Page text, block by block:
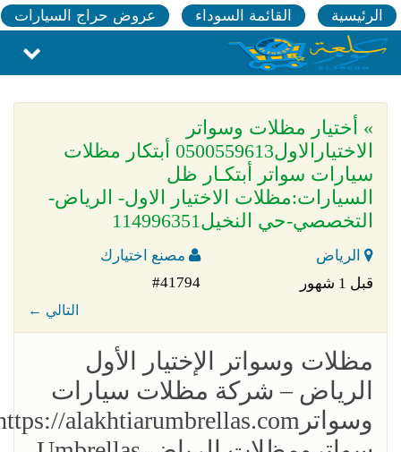
الرئيسية القائمة السوداء عروض حراج السيارات
» أختيار مظلات وسواتر
الاختيارالاول0500559613 أبتكار مظلات
سيارات سواتر أبتكـار ظل
السيارات:مظلات الاختيار الاول- الرياض-
التخصصي-حي النخيل114996351
الرياض
مصنع اختيارك
قبل 1 شهور
#41794
← التالي
مظلات وسواتر الإختيار الأول
الرياض – شركة مظلات سيارات